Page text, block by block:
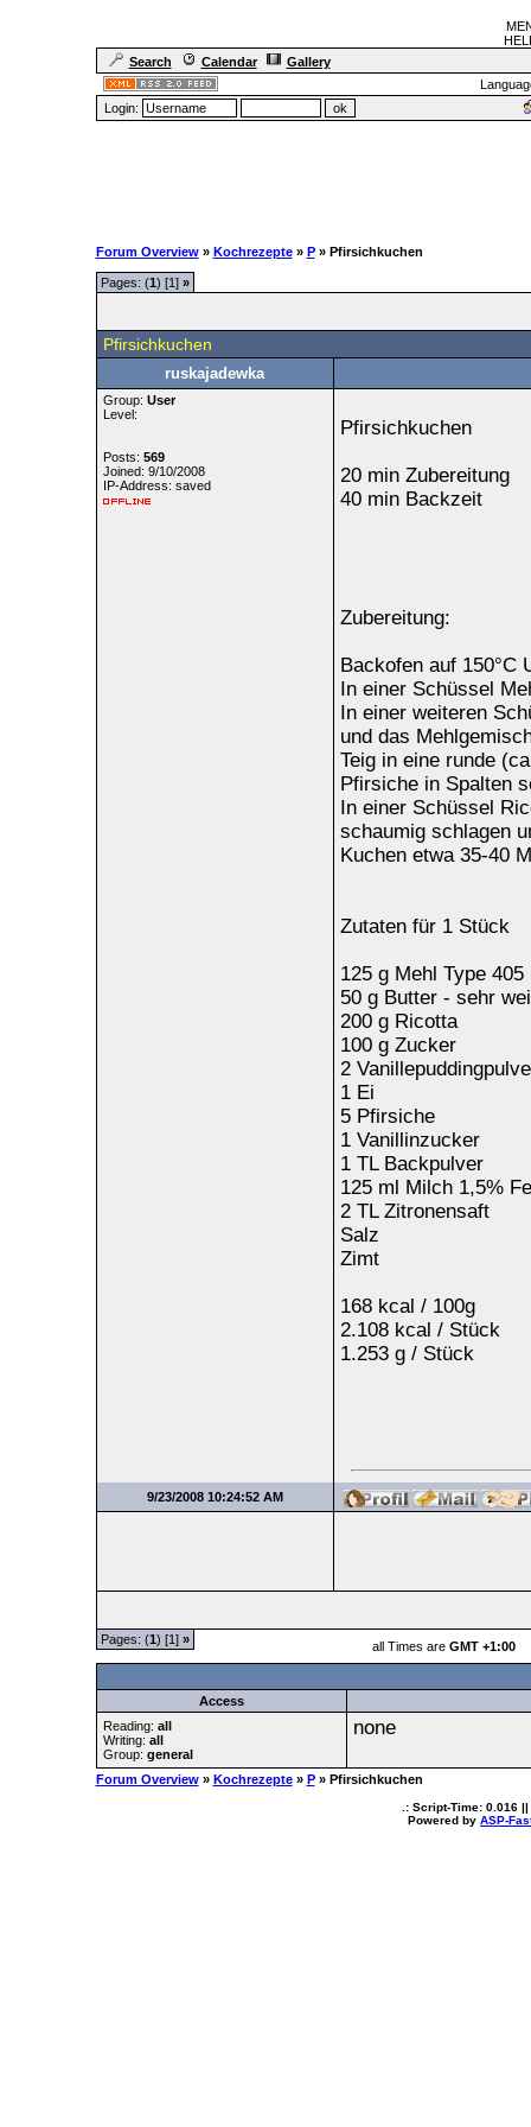
Search
Calendar
Gallery
Login:
Forum Overview » Kochrezepte » P » Pfirsichkuchen
Pages: (1) [1] »
Pfirsichkuchen
ruskajadewka
Group: User
Level:
Posts: 569
Joined: 9/10/2008
IP-Address: saved
Pfirsichkuchen
20 min Zubereitung
40 min Backzeit
Zubereitung:
Backofen auf 150°C
In einer Schüssel
In einer weiteren
und das
Teig in eine runde
Pfirsiche in Spalten
In einer Schüssel
schaumig schlagen
Kuchen etwa 35-40
Zutaten für 1 Stück
125 g Mehl Type 405
50 g Butter - sehr
200 g Ricotta
100 g Zucker
2
1 Ei
5 Pfirsiche
1 Vanillinzucker
1 TL Backpulver
125 ml Milch 1,5%
2 TL Zitronensaft
Salz
Zimt
168 kcal / 100g
2.108 kcal / Stück
1.253 g / Stück
9/23/2008 10:24:52 AM
Pages: (1) [1] » all Times are GMT +1:00
Access
Reading: all
Writing: all
Group: general
none
Forum Overview » Kochrezepte » P » Pfirsichkuchen
.: Script-Time: 0.016 ||
Powered by ASP-